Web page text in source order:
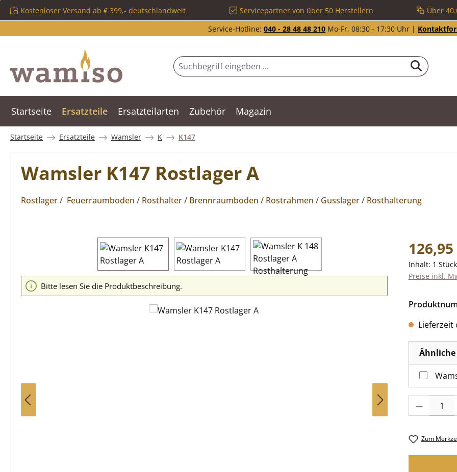
Hauptinhalt springen
Zur Suche springen
Zur Hauptnavigation springen
Kostenloser Versand ab € 399,- deutschlandweit Servicepartner von über 50 Herstellern Über
Service-Hotline: 040 - 28 48 48 210 Mo-Fr, 08:30 - 17:30 Uhr |
Startseite Ersatzteile Ersatzteilarten Zubehör Magazin
Startseite Ersatzteile Wamsler K K147
Wamsler K147 Rostlager A
Rostlager / Feuerraumboden / Rosthalter / Brennraumboden / Rostrahmen / Gusslager / Rosthalterung
Bildergalerie überspringen
Bitte lesen Sie die Produktbeschreibung.
Regulärer
126,95
Inhalt: 1 Stück
Preise inkl.
Lieferzeit
Produkt
Zum